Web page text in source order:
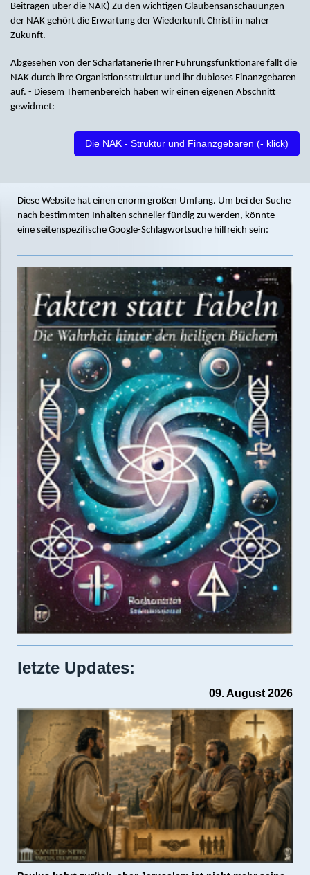
Beiträgen über die NAK) Zu den wichtigen Glaubensanschauungen
der NAK gehört die Erwartung der Wiederkunft Christi in naher
Zukunft.
Abgesehen von der Scharlatanerie Ihrer Führungsfunktionäre fällt die
NAK durch ihre Organistionsstruktur und ihr dubioses Finanzgebaren
auf. - Diesem Themenbereich haben wir einen eigenen Abschnitt
gewidmet:
Die NAK - Struktur und Finanzgebaren (- klick)
Diese Website hat einen enorm großen Umfang. Um bei der Suche
nach bestimmten Inhalten schneller fündig zu werden, könnte
eine seitenspezifische Google-Schlagwortsuche hilfreich sein:
letzte Updates:
09. August 2026